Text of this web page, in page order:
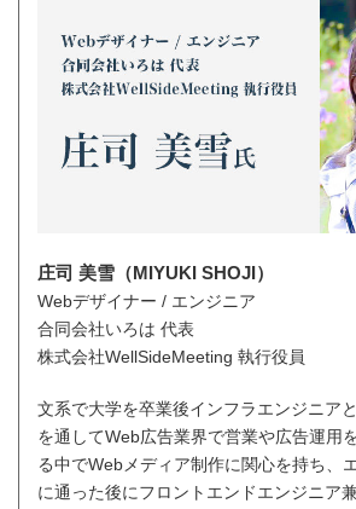
庄司 美雪（MIYUKI SHOJI）
Webデザイナー / エンジニア
合同会社いろは 代表
株式会社WellSideMeeting 執行役員
文系で大学を卒業後インフラエンジニア
を通してWeb広告業界で営業や広告運用
る中でWebメディア制作に関心を持ち、
に通った後にフロントエンドエンジニア